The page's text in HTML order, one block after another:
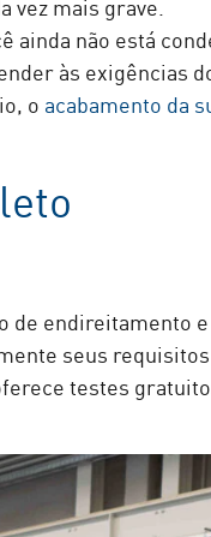
vez mais grave.
ainda não está
às exigências
o acabamento da
de endireitamento e
seus
testes